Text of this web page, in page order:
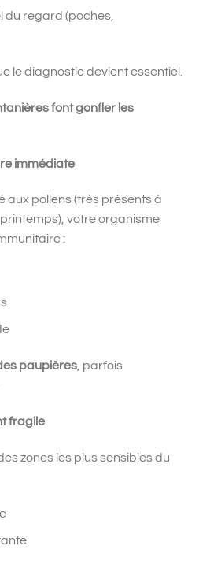
du regard (poches,
le diagnostic devient essentiel.
font gonfler les
immédiate
aux pollens (très présents à
votre organisme
:
paupières, parfois
fragile
zones les plus sensibles du